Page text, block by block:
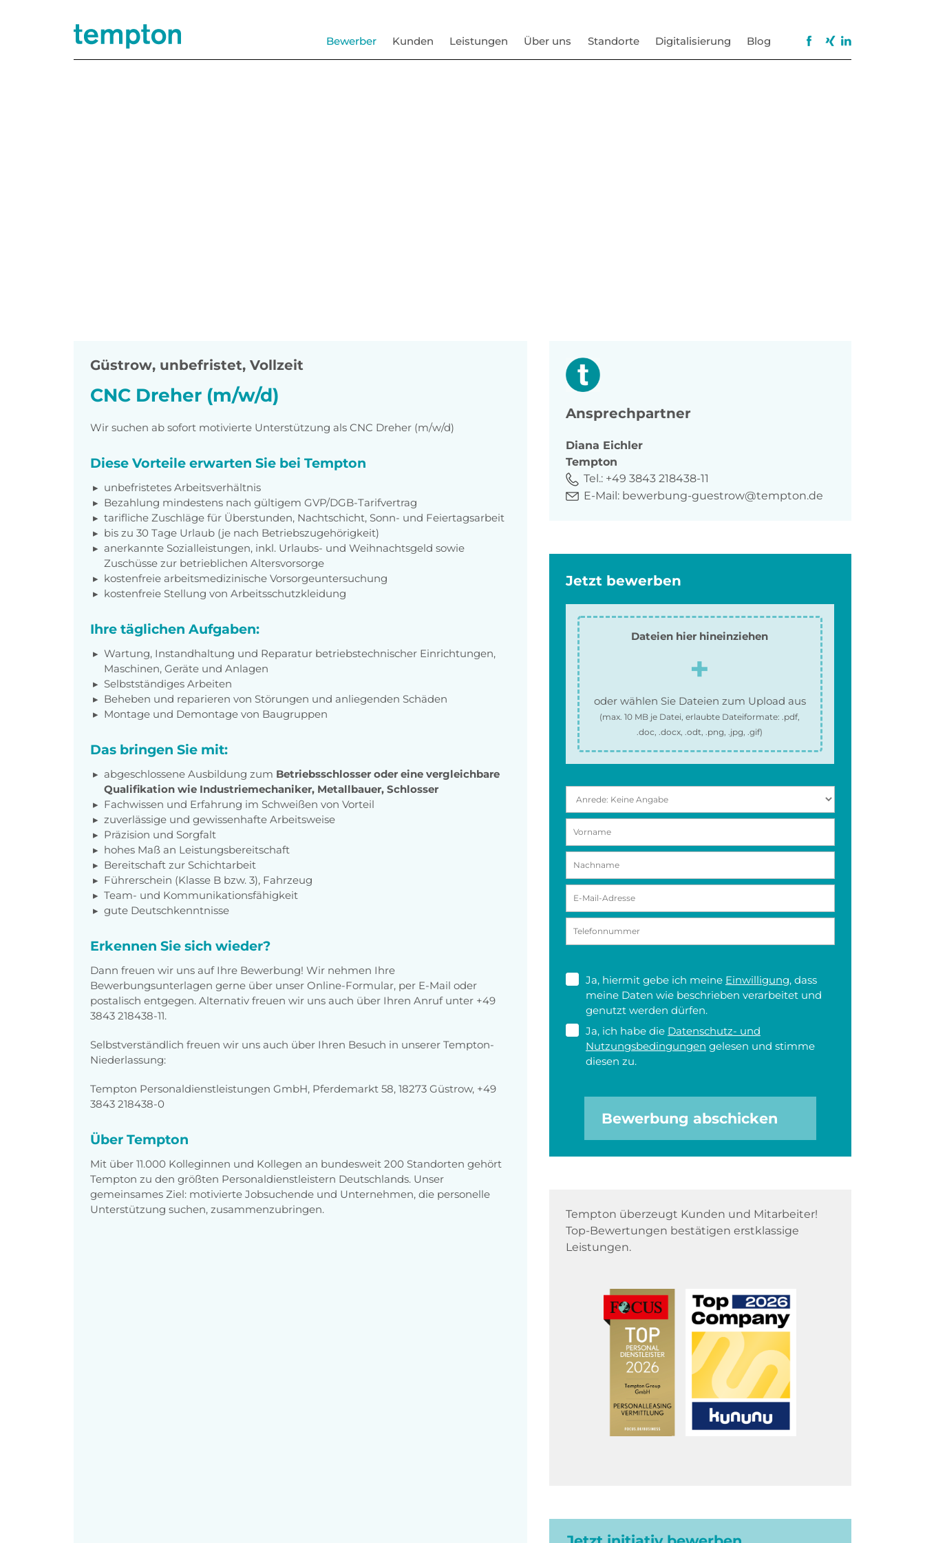
Bewerber Kunden Leistungen Über uns Standorte Digitalisierung Blog
Güstrow, unbefristet, Vollzeit
CNC Dreher (m/w/d)
Wir suchen ab sofort motivierte Unterstützung als CNC Dreher (m/w/d)
Diese Vorteile erwarten Sie bei Tempton
unbefristetes Arbeitsverhältnis
Bezahlung mindestens nach gültigem GVP/DGB-Tarifvertrag
tarifliche Zuschläge für Überstunden, Nachtschicht, Sonn- und Feiertagsarbeit
bis zu 30 Tage Urlaub (je nach Betriebszugehörigkeit)
anerkannte Sozialleistungen, inkl. Urlaubs- und Weihnachtsgeld sowie
Zuschüsse zur betrieblichen Altersvorsorge
kostenfreie arbeitsmedizinische Vorsorgeuntersuchung
kostenfreie Stellung von Arbeitsschutzkleidung
Ihre täglichen Aufgaben:
Wartung, Instandhaltung und Reparatur betriebstechnischer Einrichtungen,
Maschinen, Geräte und Anlagen
Selbstständiges Arbeiten
Beheben und reparieren von Störungen und anliegenden Schäden
Montage und Demontage von Baugruppen
Das bringen Sie mit:
abgeschlossene Ausbildung zum Betriebsschlosser oder eine vergleichbare
Qualifikation wie Industriemechaniker, Metallbauer, Schlosser
Fachwissen und Erfahrung im Schweißen von Vorteil
zuverlässige und gewissenhafte Arbeitsweise
Präzision und Sorgfalt
hohes Maß an Leistungsbereitschaft
Bereitschaft zur Schichtarbeit
Führerschein (Klasse B bzw. 3), Fahrzeug
Team- und Kommunikationsfähigkeit
gute Deutschkenntnisse
Erkennen Sie sich wieder?
Dann freuen wir uns auf Ihre Bewerbung! Wir nehmen Ihre
Bewerbungsunterlagen gerne über unser Online-Formular, per E-Mail oder
postalisch entgegen. Alternativ freuen wir uns auch über Ihren Anruf unter +49
3843 218438-11.
Selbstverständlich freuen wir uns auch über Ihren Besuch in unserer Tempton-
Niederlassung:
Tempton Personaldienstleistungen GmbH, Pferdemarkt 58, 18273 Güstrow, +49
3843 218438-0
Über Tempton
Mit über 11.000 Kolleginnen und Kollegen an bundesweit 200 Standorten gehört
Tempton zu den größten Personaldienstleistern Deutschlands. Unser
gemeinsames Ziel: motivierte Jobsuchende und Unternehmen, die personelle
Unterstützung suchen, zusammenzubringen.
Ansprechpartner
Diana Eichler
Tempton
Tel.: +49 3843 218438-11
E-Mail: bewerbung-guestrow@tempton.de
Jetzt bewerben
Dateien hier hineinziehen
oder wählen Sie Dateien zum Upload aus
(max.10 MB je Datei, erlaubte Dateiformate:.pdf,
.doc, .docx, .odt, .png, .jpg, .gif)
Ja, hiermit gebe ich meine Einwilligung, dass
meine Daten wie beschrieben verarbeitet und
genutzt werden dürfen.
Ja, ich habe die Datenschutz- und
Nutzungsbedingungen gelesen und stimme
diesen zu.
Bewerbung abschicken
Tempton überzeugt Kunden und Mitarbeiter!
Top-Bewertungen bestätigen erstklassige
Leistungen.